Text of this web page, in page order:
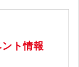
ト情報